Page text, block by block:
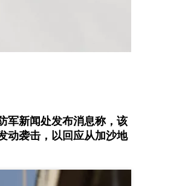
军新闻处发布消息称，该
动袭击，以回应从加沙地